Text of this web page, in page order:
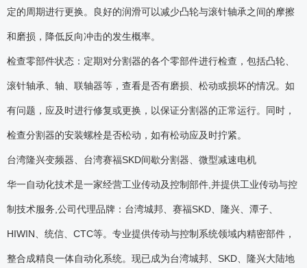
定的周期进行更换。良好的润滑可以减少凸轮与滚针轴承之间的摩擦
和磨损，降低反向冲击的发生概率。
检查零部件状态：定期对分割器的各个零部件进行检查，包括凸轮、
滚针轴承、轴、联轴器等，查看是否有磨损、松动或损坏的情况。如
有问题，应及时进行修复或更换，以保证分割器的正常运行。同时，
检查分割器的安装螺栓是否松动，如有松动应及时拧紧。
台湾隆兴变频器、台湾赛福SKD间歇分割器、微型减速电机
华一自动化技术是一家经营工业传动及控制部件,并提供工业传动与控
制技术服务,公司代理品牌：台湾城邦、赛福SKD、隆兴、潭子、
HIWIN、统信、CTC等。专业提供传动与控制系统领域内精密部件，
整合成精良一体自动化系统。现已成为台湾城邦、SKD、隆兴大陆地